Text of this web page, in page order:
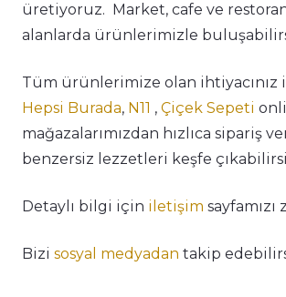
üretiyoruz. Market, cafe ve
alanlarda ürünlerimizle
Tüm ürünlerimize olan ihtiyacınız
Hepsi Burada, N11 , Çiçek Sepeti
mağazalarımızdan hızlıca sipariş
benzersiz lezzetleri keşfe
Detaylı bilgi için iletişim
Bizi sosyal medyadan takip